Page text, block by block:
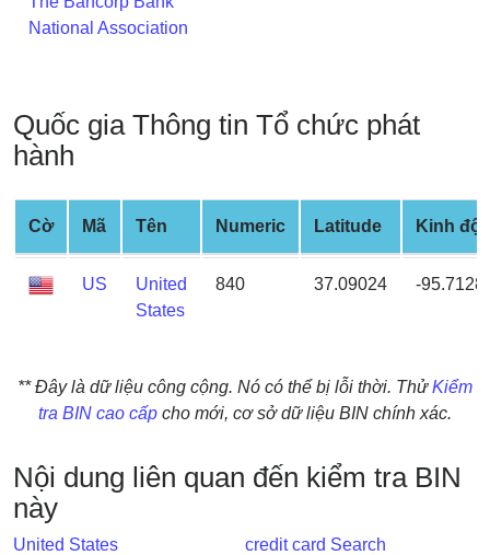
BIN
Checker
Service
What
is
My
IP
Lookup
Checker
/
Validator
National Association
Quốc gia Thông tin Tổ chức phát
hành
Cờ Mã Tên Numeric Latitude Kinh độ
US
United
States
840 37.09024 -
** Đây là dữ liệu công cộng. Nó có thể bị lỗi thời. ThửKiểm
tra BIN cao cấp cho mới, cơ sở dữ liệu BIN chính xác.
Nội dung liên quan đến kiểm tra BIN
này
United States credit card Search